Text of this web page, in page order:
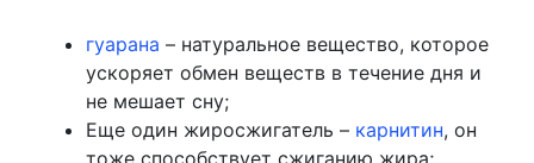
гуарана – натуральное вещество, которое
ускоряет обмен веществ в течение дня и
не мешает сну;
Еще один жиросжигатель – карнитин, он
тоже способствует сжиганию жира;